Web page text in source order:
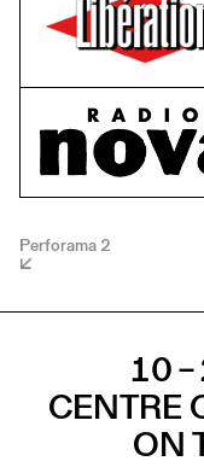
Perforama 2
10
CENTRE
ON